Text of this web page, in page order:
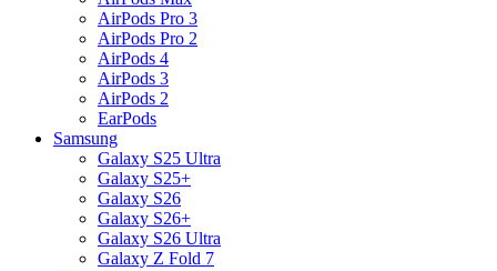
AirPods Pro 3
AirPods Pro 2
AirPods 4
AirPods 3
AirPods 2
EarPods
Samsung
Galaxy S25 Ultra
Galaxy S25+
Galaxy S26
Galaxy S26+
Galaxy S26 Ultra
Galaxy Z Fold 7